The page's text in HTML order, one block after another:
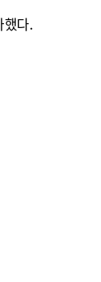
했다.